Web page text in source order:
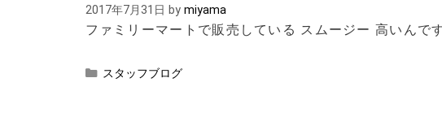
2017年7月31日 by miyama
ファミリーマートで販売している スムージー 高
カ
スタッフブログ